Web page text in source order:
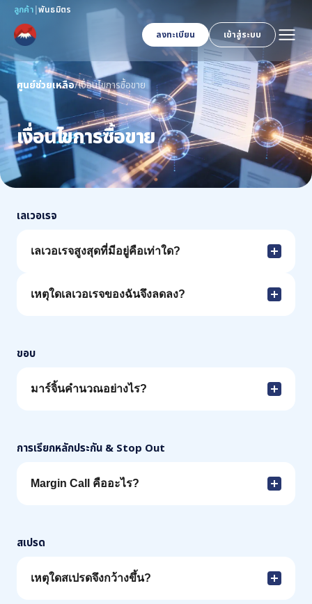
ลูกค้า|พันธมิตร
ลงทะเบียน
เข้าสู่ระบบ
ศูนย์ช่วยเหลือ/เงื่อนไขการซื้อขาย
เงื่อนไขการซื้อขาย
เลเวอเรจ
เลเวอเรจสูงสุดที่มีอยู่คือเท่าใด?
เหตุใดเลเวอเรจของฉันจึงลดลง?
ขอบ
มาร์จิ้นคำนวณอย่างไร?
การเรียกหลักประกัน & Stop Out
Margin Call คืออะไร?
สเปรด
เหตุใดสเปรดจึงกว้างขึ้น?